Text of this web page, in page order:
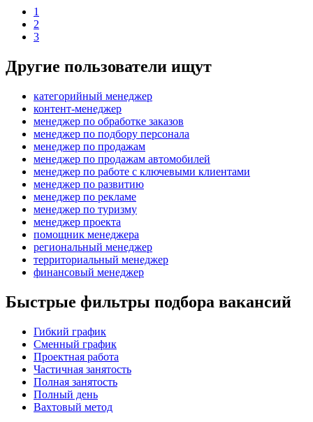
1
2
3
Другие пользователи ищут
категорийный менеджер
контент-менеджер
менеджер по обработке заказов
менеджер по подбору персонала
менеджер по продажам
менеджер по продажам автомобилей
менеджер по работе с ключевыми клиентами
менеджер по развитию
менеджер по рекламе
менеджер по туризму
менеджер проекта
помощник менеджера
региональный менеджер
территориальный менеджер
финансовый менеджер
Быстрые фильтры подбора вакансий
Гибкий график
Сменный график
Проектная работа
Частичная занятость
Полная занятость
Полный день
Вахтовый метод